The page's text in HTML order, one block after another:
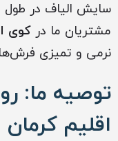
سایش الیاف در طول
مشتریان ما در کوی
نرمی و تمیزی
توصیه ما:
اقلیم کرمان